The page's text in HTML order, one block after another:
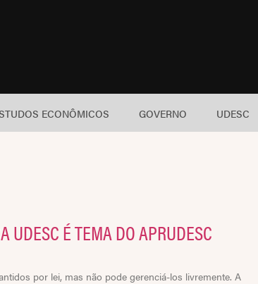
ECONÔMICOS GOVERNO UDESC
UDESC É TEMA DO APRUDESC
por lei, mas não pode gerenciá-los livremente. A